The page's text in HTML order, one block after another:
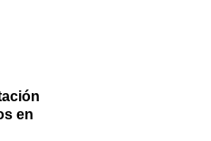
en